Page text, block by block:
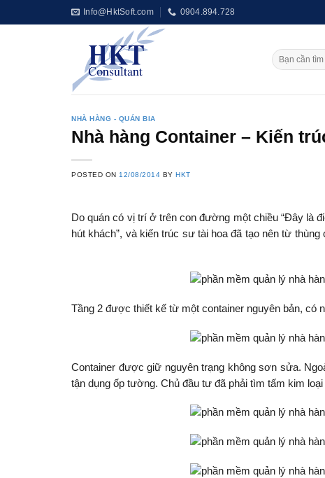
to
Info@HktSoft.com 0904.894.728
NHÀ HÀNG - QUÁN BIA
Nhà hàng Container – Kiến
POSTED ON 12/08/2014 BYHKT
Do quán có vị trí ở trên con đường một chiều “Đây là
hút khách”, và kiến trúc sư tài hoa đã tạo nên từ
Tầng 2 được thiết kế từ một container nguyên bản,
Container được giữ nguyên trạng không sơn sửa.
tận dụng ốp tường. Chủ đầu tư đã phải tìm tấm kim